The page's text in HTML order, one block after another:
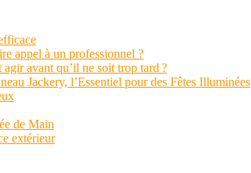
appel à un professionnel ?
avant qu’il ne soit trop tard ?
Jackery, l’Essentiel pour des Fêtes Illuminées
de Main
extérieur